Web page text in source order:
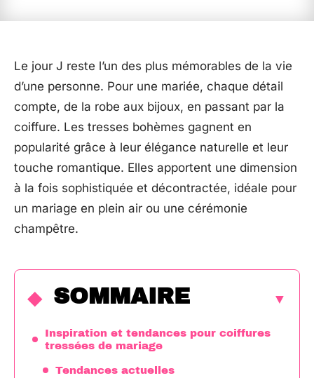
Le jour J reste l’un des plus mémorables de la vie
d’une personne. Pour une mariée, chaque détail
compte, de la robe aux bijoux, en passant par la
coiffure. Les tresses bohèmes gagnent en
popularité grâce à leur élégance naturelle et leur
touche romantique. Elles apportent une dimension
à la fois sophistiquée et décontractée, idéale pour
un mariage en plein air ou une cérémonie
champêtre.
SOMMAIRE
Inspiration et tendances pour coiffures
tressées de mariage
Tendances actuelles